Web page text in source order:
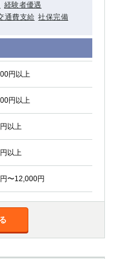
経験者優遇
通費支給 社保完備
円以上
円以上
以上
以上
〜12,000円